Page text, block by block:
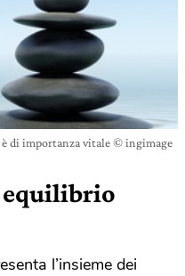
di importanza vitale © ingimage
equilibrio
l’insieme dei